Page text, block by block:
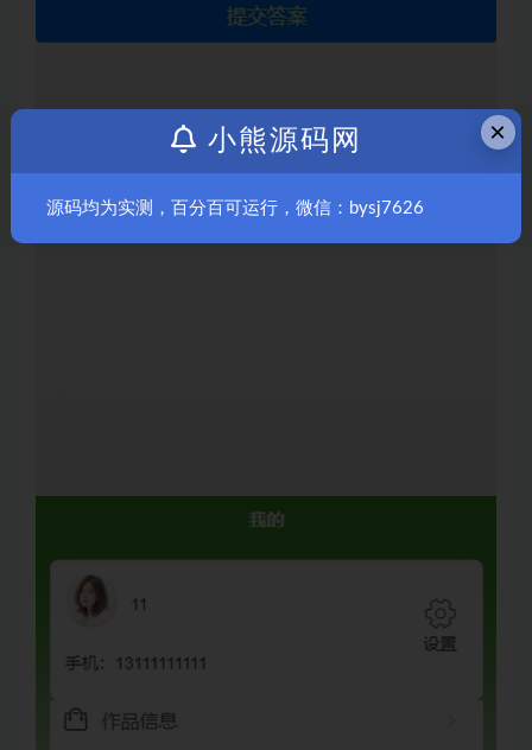
×
小熊源码网
源码均为实测，百分百可运行，微信：bysj7626